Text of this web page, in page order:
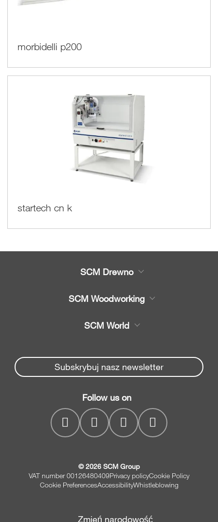
morbidelli p200
startech cn k
SCM Drewno
Części zamienne
Firma
SCM Woodworking
Piła panelowa
Strugarka czterostronna
Szlifierka szerokotaśmowa
SCM World
Spare parts service
myPortal
Subskrybuj nasz newsletter
Follow us on
© 2026 SCM Group
VAT number 00126480409Privacy policyCookie Policy
Cookie PreferencesAccessibilityWhistleblowing
Zmień narodowość